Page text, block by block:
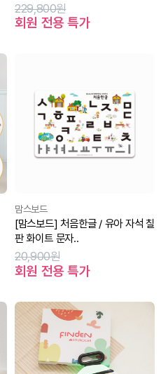
229,800원
회원 전용 특가
맘스보드
[맘스보드] 처음한글 / 유아 자석 칠
판 화이트 문자..
20,900원
회원 전용 특가